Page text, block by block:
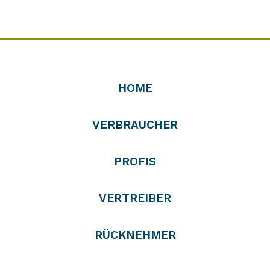
HOME
VERBRAUCHER
PROFIS
VERTREIBER
RÜCKNEHMER